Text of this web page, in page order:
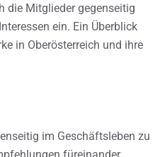
die Mitglieder gegenseitig
ein. Ein Überblick
in Oberösterreich und ihre
im Geschäftsleben zu